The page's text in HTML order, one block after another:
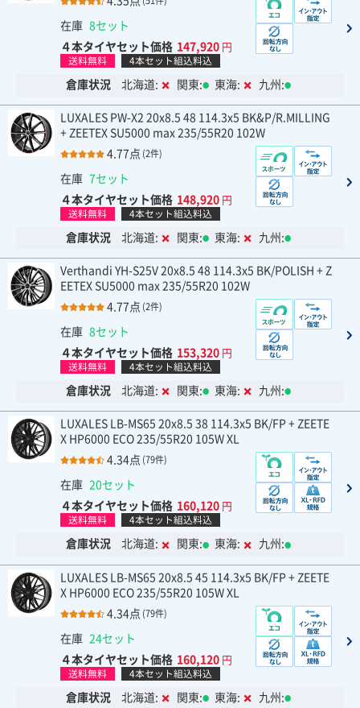
在庫 8セット
４本タイヤセット価格 147,920 円
送料無料 4本セット組込料込
倉庫状況 北海道: 関東: 東海: 九州:
LUXALES PW-X2 20x8.5 48 114.3x5 BK&P/R.MILLING
+ ZEETEX SU5000 max 235/55R20 102W
4.77点 (2件)
在庫 7セット
４本タイヤセット価格 148,920 円
送料無料 4本セット組込料込
倉庫状況 北海道: 関東: 東海: 九州:
Verthandi YH-S25V 20x8.5 48 114.3x5 BK/POLISH + Z
EETEX SU5000 max 235/55R20 102W
4.77点 (2件)
在庫 8セット
４本タイヤセット価格 153,320 円
送料無料 4本セット組込料込
倉庫状況 北海道: 関東: 東海: 九州:
LUXALES LB-MS65 20x8.5 38 114.3x5 BK/FP + ZEETE
X HP6000 ECO 235/55R20 105W XL
4.34点 (79件)
在庫 20セット
４本タイヤセット価格 160,120 円
送料無料 4本セット組込料込
倉庫状況 北海道: 関東: 東海: 九州:
LUXALES LB-MS65 20x8.5 45 114.3x5 BK/FP + ZEETE
X HP6000 ECO 235/55R20 105W XL
4.34点 (79件)
在庫 24セット
４本タイヤセット価格 160,120 円
送料無料 4本セット組込料込
倉庫状況 北海道: 関東: 東海: 九州: